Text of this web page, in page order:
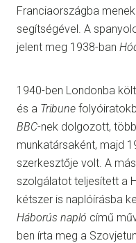
Franciaországba
segítségével. A
jelent meg 1938-ban
1940-ben Londonba
és a Tribune
BBC-nek dolgozott,
munkatársaként, majd
szerkesztője volt. A
szolgálatot teljesített a
kétszer is naplóírásba
Háborús napló című
ben írta meg a